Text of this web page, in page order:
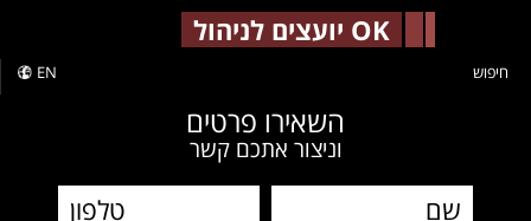
OK יועצים לניהול
EN חיפוש
השאירו פרטים
וניצור אתכם קשר